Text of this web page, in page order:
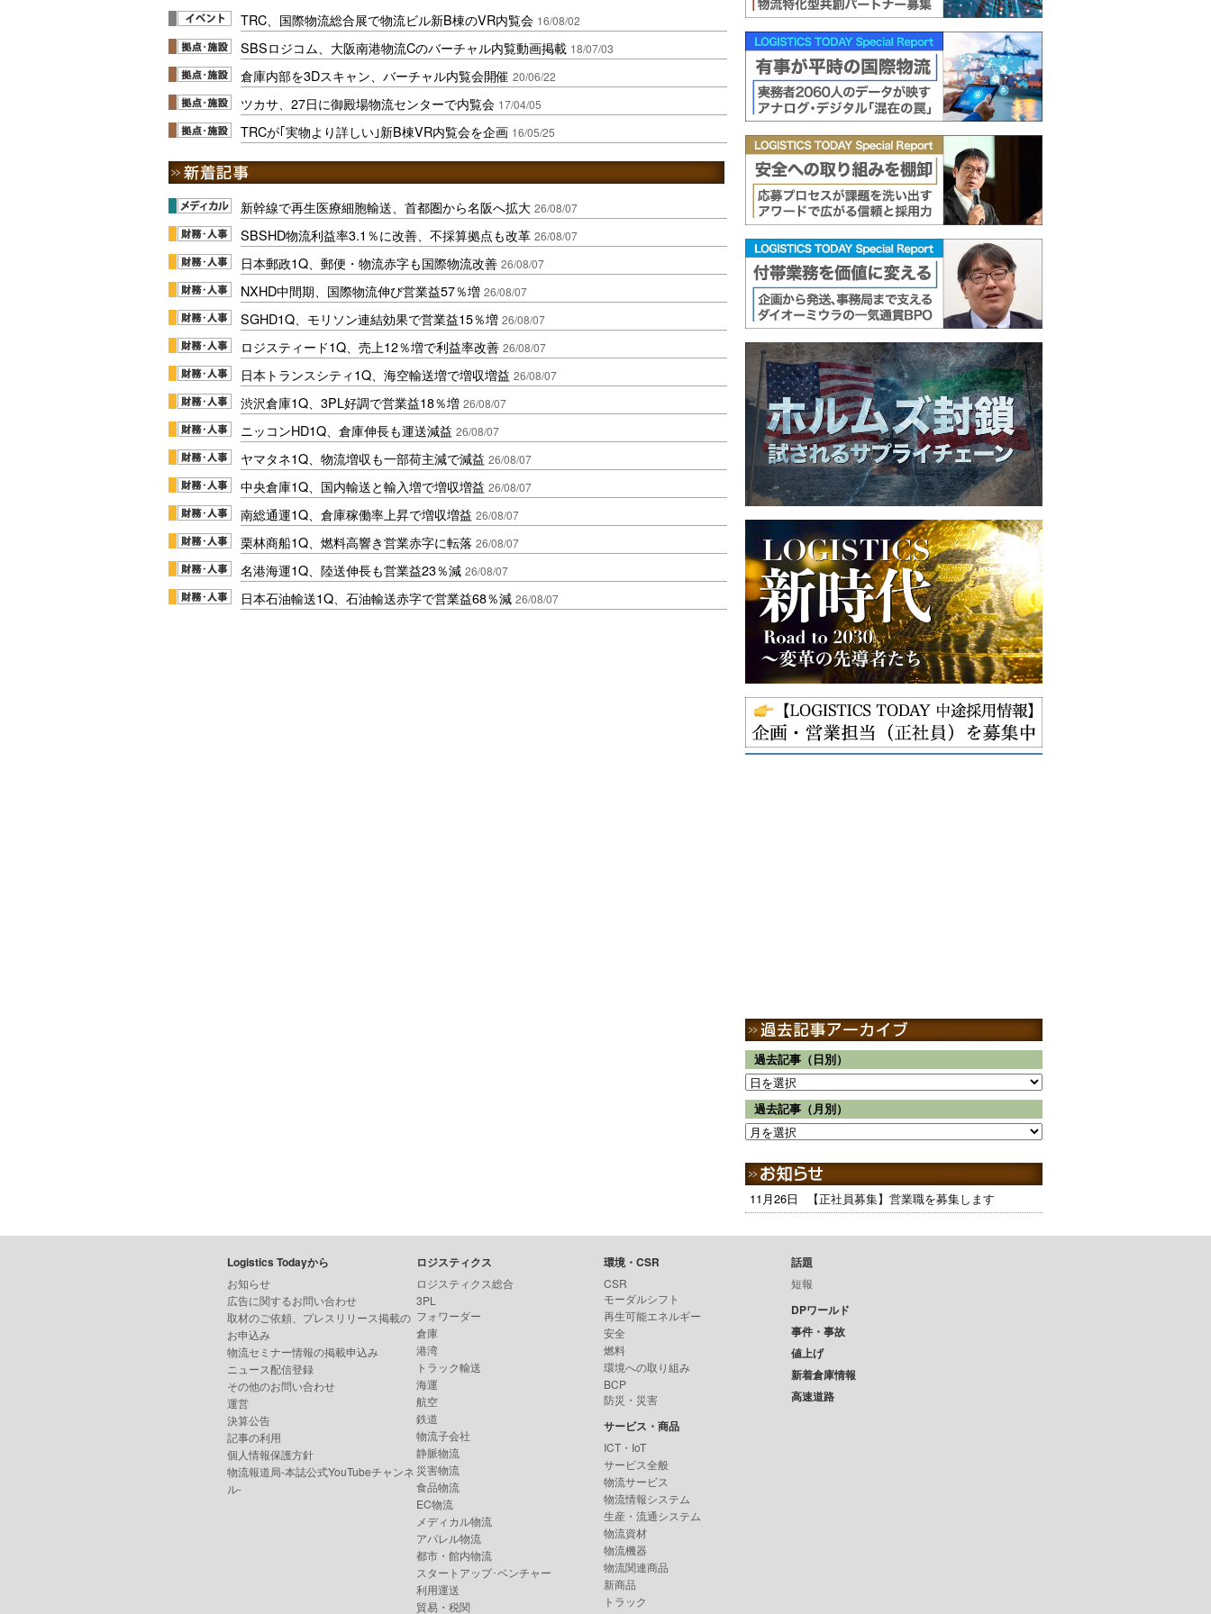
TRC、国際物流総合展で物流ビル新B棟のVR内覧会 16/08/02
SBSロジコム、大阪南港物流Cのバーチャル内覧動画掲載 18/07/03
倉庫内部を3Dスキャン、バーチャル内覧会開催 20/06/22
ツカサ、27日に御殿場物流センターで内覧会 17/04/05
TRCが｢実物より詳しい｣新B棟VR内覧会を企画 16/05/25
新幹線で再生医療細胞輸送、首都圏から名阪へ拡大 26/08/07
SBSHD物流利益率3.1％に改善、不採算拠点も改革 26/08/07
日本郵政1Q、郵便・物流赤字も国際物流改善 26/08/07
NXHD中間期、国際物流伸び営業益57％増 26/08/07
SGHD1Q、モリソン連結効果で営業益15％増 26/08/07
ロジスティード1Q、売上12％増で利益率改善 26/08/07
日本トランスシティ1Q、海空輸送増で増収増益 26/08/07
渋沢倉庫1Q、3PL好調で営業益18％増 26/08/07
ニッコンHD1Q、倉庫伸長も運送減益 26/08/07
ヤマタネ1Q、物流増収も一部荷主減で減益 26/08/07
中央倉庫1Q、国内輸送と輸入増で増収増益 26/08/07
南総通運1Q、倉庫稼働率上昇で増収増益 26/08/07
栗林商船1Q、燃料高響き営業赤字に転落 26/08/07
名港海運1Q、陸送伸長も営業益23％減 26/08/07
日本石油輸送1Q、石油輸送赤字で営業益68％減 26/08/07
過去記事（日別）
過去記事（月別）
11月26日 【正社員募集】営業職を募集します
Logistics Todayから
お知らせ
広告に関するお問い合わせ
取材のご依頼、プレスリリース掲載の
お申込み
物流セミナー情報の掲載申込み
ニュース配信登録
その他のお問い合わせ
運営
決算公告
記事の利用
個人情報保護方針
物流報道局-本誌公式YouTubeチャンネ
ル-
ロジスティクス
ロジスティクス総合
3PL
フォワーダー
倉庫
港湾
トラック輸送
海運
航空
鉄道
物流子会社
静脈物流
災害物流
食品物流
EC物流
メディカル物流
アパレル物流
都市・館内物流
スタートアップ･ベンチャー
利用運送
貿易・税関
環境・CSR
CSR
モーダルシフト
再生可能エネルギー
安全
燃料
環境への取り組み
BCP
防災・災害
サービス・商品
ICT・IoT
サービス全般
物流サービス
物流情報システム
生産・流通システム
物流資材
物流機器
物流関連商品
新商品
トラック
話題
短報
DPワールド
事件・事故
値上げ
新着倉庫情報
高速道路